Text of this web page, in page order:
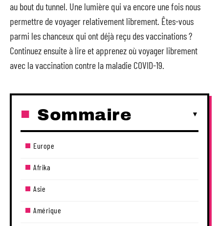
au bout du tunnel. Une lumière qui va encore une fois nous
permettre de voyager relativement librement. Êtes-vous
parmi les chanceux qui ont déjà reçu des vaccinations ?
Continuez ensuite à lire et apprenez où voyager librement
avec la vaccination contre la maladie COVID-19.
Sommaire
Europe
Afrika
Asie
Amérique